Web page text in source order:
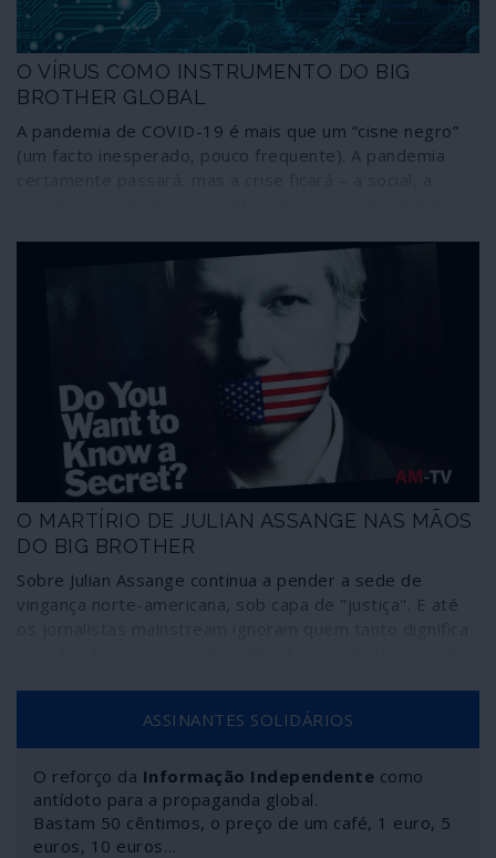
O VÍRUS COMO INSTRUMENTO DO BIG
BROTHER GLOBAL
A pandemia de COVID-19 é mais que um “cisne negro”
(um facto inesperado, pouco frequente). A pandemia
politólogos podem imaginar, com uma estimativa de
mais de três mil milhões de desempregados.
O MARTÍRIO DE JULIAN ASSANGE NAS MÃOS
DO BIG BROTHER
Sobre Julian Assange continua a pender a sede de
vingança norte-americana, sob capa de "justiça". E até
ASSINANTES SOLIDÁRIOS
O reforço da Informação Independente como
antídoto para a propaganda global.
Bastam 50 cêntimos, o preço de um café, 1 euro, 5
euros, 10 euros…